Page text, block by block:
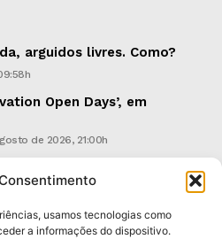
usamos tecnologias como
a informações do dispositivo.
arguidos livres. Como?
Open Days’, em
de 2026, 21:00h